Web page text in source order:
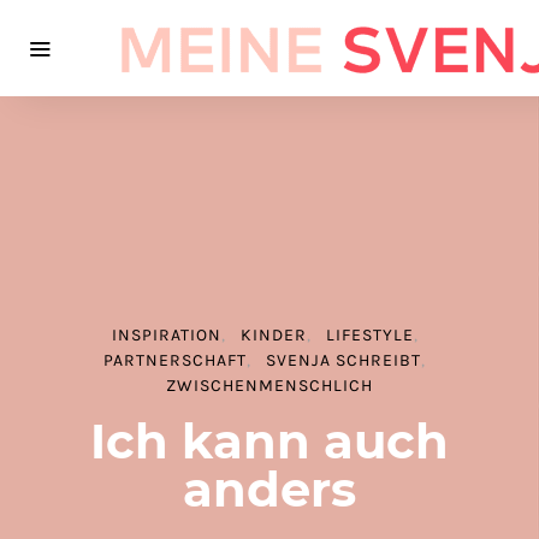
INSPIRATION KINDER
LIFESTYLE
PARTNERSCHAFT
SVENJA SCHREIBT
ZWISCHENMENSCHLICH
Ich kann auch
anders